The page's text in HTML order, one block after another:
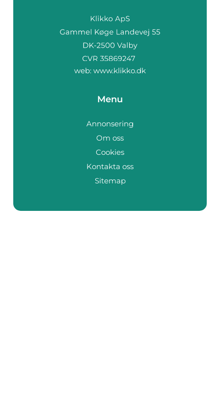
web: www.klikko.dk
Menu
Annonsering
Om oss
Cookies
Kontakta oss
Sitemap